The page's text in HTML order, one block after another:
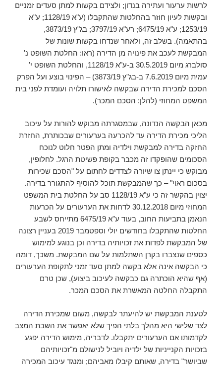
לרשות ערעור ועתירה בנדון; ולצידם בקשות למתן סעדים זמניים
ובקשות לעיון חוזר בהחלטות שהתקבלו (ע"א 1128/19; ע"א
1253/19; ע"א 6475/19; רע"א 3797/19; בג"ץ 3873/19,
בהתאמה). בשלב זה, ולאחר שנדחו בקשות שונות של
המבקשת לעכב את פינויה מן הדירה (ראו: החלטת השופט נ'
סולברג מיום 30.5.2019 ב-ע"א 1128/19, והחלטת השופט י'
עמית מיום 7.6.2019 ב-בג"ץ 3873/19) – הפינוי בוצע ועל הפרק
הסכם למכירת הדירה שבקשה לאישורו תלויה ועומדת לפני בית
המשפט המחוזי (להלן: הסכם המכר).
מכאן הבקשה הנדונה, שבמסגרתה מבוקש להורות על עיכוב
הליכי מכירת הדירה עד להכרעה בערעורים שבכותרת, החזרת
החזקה בדירה למבקשת וילדיה ומתן הפטר חלוט לנוכח
הסכומים שהופקדו זה מכבר בקופת פשיטת הרגל. לחלופין,
מבוקש כי יינתן צו שיורה לצדדים לחתום על "הסכם שכירות
בסכום ראוי" – כך שהמבקשת תוכל להוסיף להתגורר בדירה.
יצוין בהקשר זה כי ע"א 1128/19 סב על החלטת בית המשפט
המחוזי מיום 30.12.2018 לדחות את הערעורים על הכרעות
הנאמן בתביעות החוב, בעוד ע"א 6475/19 מתייחס לשבע
החלטות שהתקבלו בחודשים יולי וספטמבר 2019 בעניין רצונה
של המבקשת לפדות את זכויותיה בדירה וכן בנוגע למימוש
כספים שנצברו בקרן השתלמות על שם המבקשת. משכך, דומה
כי הבקשה אינה אלא בקשה למתן סעד זמני לתקופת הערעורים
(אף שהיא הוכתרה גם כבקשה לעיכוב ביצוע), שכן טרם
התקבלה החלטה המאשרת את הסכם המכר.
לטענת המבקשת יש להיעתר לבקשה, משום שמכירת הדירה
לצד שלישי היא מהלך בלתי הפיך שלא יאפשר את השבת המצב
לקדמותו אם הערעורים יתקבלו. לדבריה, מימוש הדירה יפגע
בזכויות הקנייניות של ילדיה ויוביל לנישולם מ"זכויותיהם
שביושר" בדירה, שאותם קיבלו מאביהם; ומנגד עיכוב המכירה